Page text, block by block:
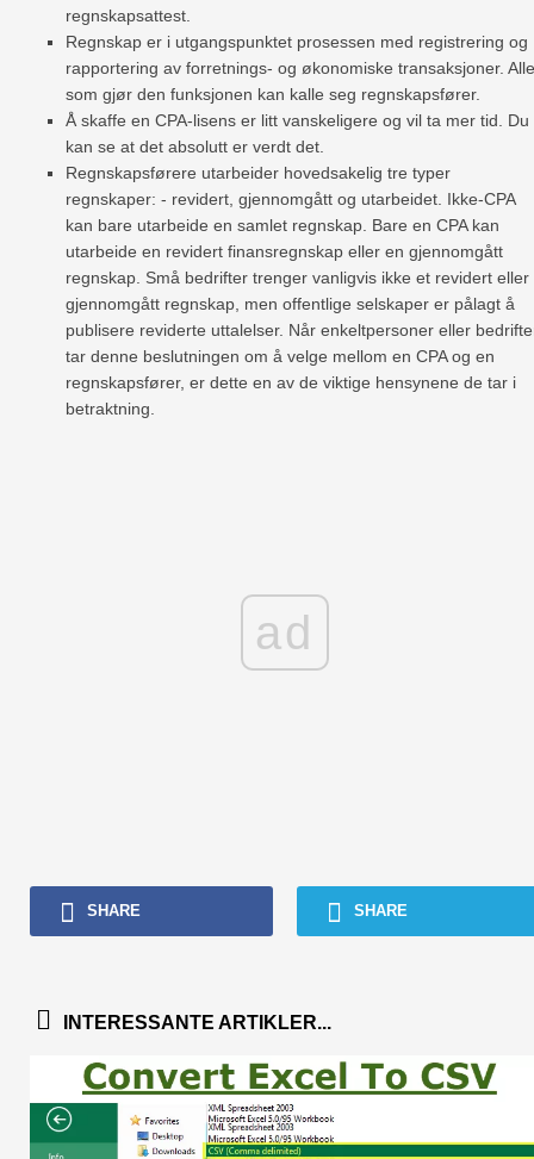
regnskapsattest.
Regnskap er i utgangspunktet prosessen med registrering og
rapportering av forretnings- og økonomiske transaksjoner. Alle
som gjør den funksjonen kan kalle seg regnskapsfører.
Å skaffe en CPA-lisens er litt vanskeligere og vil ta mer tid. Du
kan se at det absolutt er verdt det.
Regnskapsførere utarbeider hovedsakelig tre typer
regnskaper: - revidert, gjennomgått og utarbeidet. Ikke-CPA
kan bare utarbeide en samlet regnskap. Bare en CPA kan
utarbeide en revidert finansregnskap eller en gjennomgått
regnskap. Små bedrifter trenger vanligvis ikke et revidert eller
gjennomgått regnskap, men offentlige selskaper er pålagt å
publisere reviderte uttalelser. Når enkeltpersoner eller
tar denne beslutningen om å velge mellom en CPA og en
regnskapsfører, er dette en av de viktige hensynene de tar i
betraktning.
ad
SHARE SHARE
INTERESSANTE ARTIKLER...